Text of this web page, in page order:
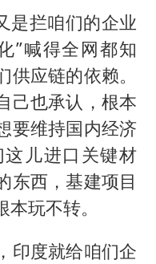
是拦咱们的企业
”喊得全网都知
应链的依赖。
己也承认，根本
要维持国内经济
儿进口关键材
东西，基建项目
玩不转。
印度就给咱们企